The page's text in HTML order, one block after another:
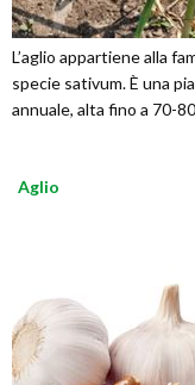
L’aglio appartiene alla
specie sativum. È una
annuale, alta fino a 70-
Aglio